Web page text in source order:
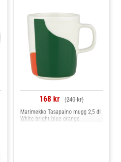
168 kr (240 kr)
Marimekko Tasapaino mugg 2,5 dl
White-bright blue-orange